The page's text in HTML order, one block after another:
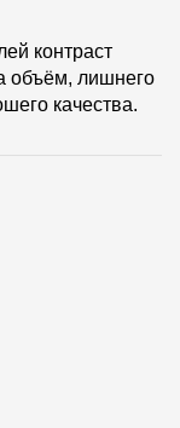
контраст
объём, лишнего
качества.